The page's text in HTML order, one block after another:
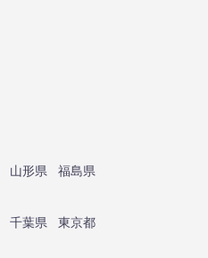
山形県
福島県
千葉県
東京都